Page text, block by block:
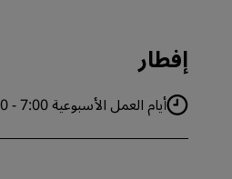
إفطار
أيام العمل الأسبوعية 7:00 - 10:30